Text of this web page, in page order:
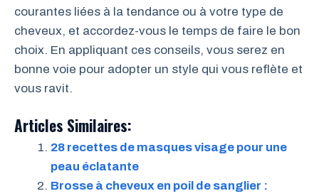
courantes liées à la tendance ou à votre type de
cheveux, et accordez-vous le temps de faire le bon
choix. En appliquant ces conseils, vous serez en
bonne voie pour adopter un style qui vous reflète et
vous ravit.
Articles Similaires:
28 recettes de masques visage pour une
peau éclatante
Brosse à cheveux en poil de sanglier :